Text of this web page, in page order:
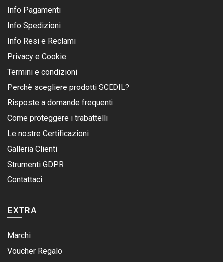
Info Pagamenti
Info Spedizioni
Info Resi e Reclami
Privacy e Cookie
Termini e condizioni
Perchè scegliere prodotti SCEDIL?
Risposte a domande frequenti
Come proteggere i trabattelli
Le nostre Certificazioni
Galleria Clienti
Strumenti GDPR
Contattaci
EXTRA
Marchi
Voucher Regalo